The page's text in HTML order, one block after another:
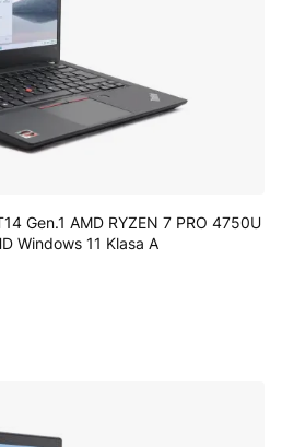
Gen.1 AMD RYZEN 7 PRO 4750U
Windows 11 Klasa A